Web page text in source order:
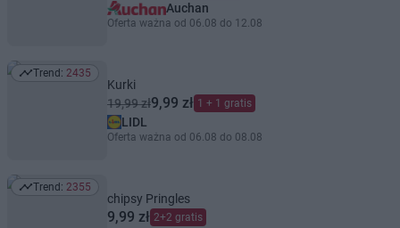
Auchan
Oferta ważna od 06.08 do 12.08
Trend: 2435
Trend: 2435
Kurki
19,99 zł9,99 zł 1 + 1 gratis
LIDL
Oferta ważna od 06.08 do 08.08
Trend: 2355
Trend: 2355
chipsy Pringles
9,99 zł 2+2 gratis